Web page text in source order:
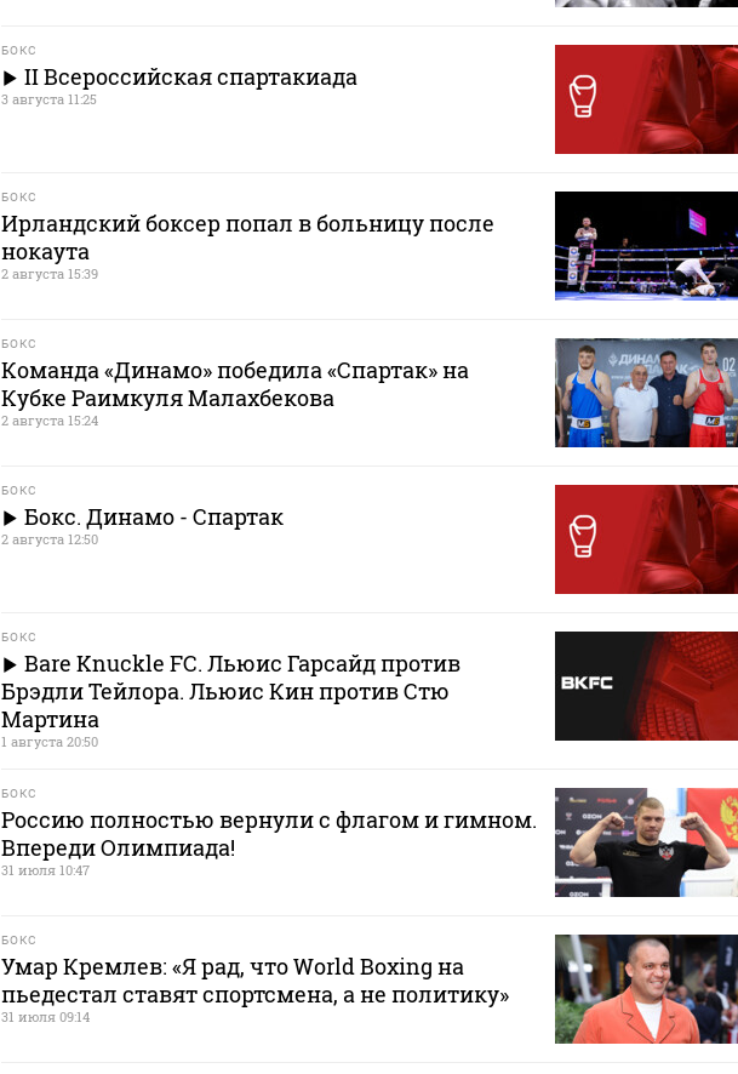
БОКС
II Всероссийская спартакиада
3 августа 11:25
БОКС
Ирландский боксер попал в больницу после
нокаута
2 августа 15:39
БОКС
Команда «Динамо» победила «Спартак» на
Кубке Раимкуля Малахбекова
2 августа 15:24
БОКС
Бокс. Динамо - Спартак
2 августа 12:50
БОКС
Bare Knuckle FC. Льюис Гарсайд против
Брэдли Тейлора. Льюис Кин против Стю
Мартина
1 августа 20:50
БОКС
Россию полностью вернули с флагом и гимном.
Впереди Олимпиада!
31 июля 10:47
БОКС
Умар Кремлев: «Я рад, что World Boxing на
пьедестал ставят спортсмена, а не политику»
31 июля 09:14